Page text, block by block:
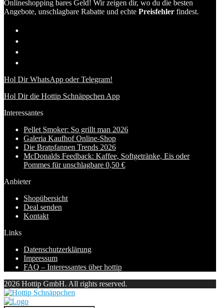
Onlineshopping bares Geld! Wir zeigen dir, wo du die besten
Angebote, unschlagbare Rabatte und echte Preisfehler findest.
Hol Dir WhatsApp oder Telegram!
Hol Dir die Hottip Schnäppchen App
Interessantes
Pellet Smoker: So grillt man 2026
Galeria Kaufhof Online-Shop
Die Bratpfannen Trends 2026
McDonalds Feedback: Kaffee, Softgetränke, Eis oder
Pommes für unschlagbare 0,50 €
Anbieter
Shopübersicht
Deal senden
Kontakt
Links
Datenschutzerklärung
Impressum
FAQ – Interessantes über hottip
2026 Hottip GmbH. All rights reserved.